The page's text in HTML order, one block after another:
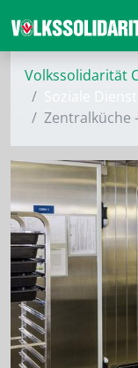
Volkssolidarität
Zentralküche